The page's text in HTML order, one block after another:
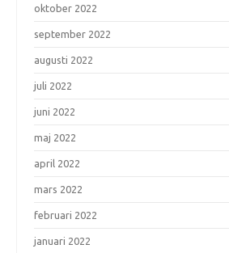
oktober 2022
september 2022
augusti 2022
juli 2022
juni 2022
maj 2022
april 2022
mars 2022
februari 2022
januari 2022